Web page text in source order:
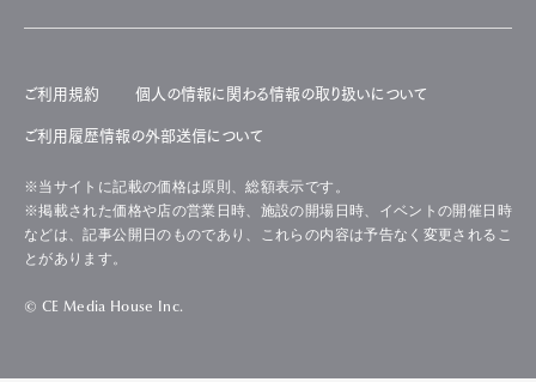
ご利用規約 個人の情報に関わる情報の取り扱いについて
ご利用履歴情報の外部送信について
※当サイトに記載の価格は原則、総額表示です。
※掲載された価格や店の営業日時、施設の開場日時、イベントの開催日時
などは、記事公開日のものであり、これらの内容は予告なく変更されるこ
とがあります。
© CE Media House Inc.